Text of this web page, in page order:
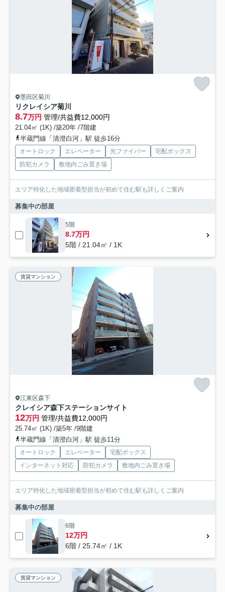
墨田区菊川
リクレイシア菊川
8.7万円 管理/共益費12,000円
21.04㎡ (1K) /築20年 /7階建
半蔵門線「清澄白河」駅 徒歩16分
オートロック エレベーター 光ファイバー
宅配ボックス
防犯カメラ
敷地内ごみ置き場
エリア特化した地域密着型担当が初めて住む駅も詳しくご案内
募集中の部屋
5階
8.7万円
5階 / 21.04㎡ / 1K
賃貸マンション
江東区森下
クレイシア森下ステーションサイト
12万円 管理/共益費12,000円
25.74㎡ (1K) /築5年 /9階建
半蔵門線「清澄白河」駅 徒歩11分
オートロック エレベーター
宅配ボックス
インターネット対応
防犯カメラ 敷地内ごみ置き場
エリア特化した地域密着型担当が初めて住む駅も詳しくご案内
募集中の部屋
6階
12万円
6階 / 25.74㎡ / 1K
賃貸マンション